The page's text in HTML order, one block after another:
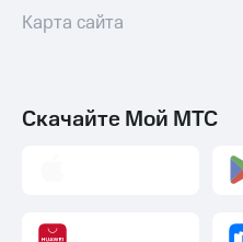
Карта сайта
Скачайте Мой МТС